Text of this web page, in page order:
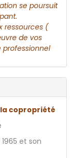
se poursuit
ressources (
de vos
copropriété
et son